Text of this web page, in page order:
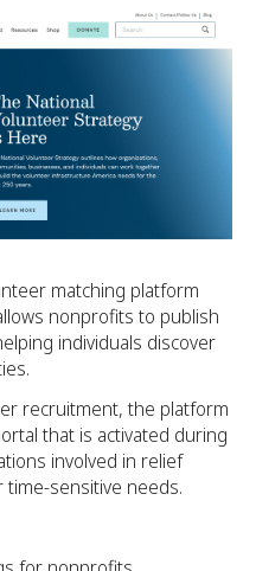
matching platform
nonprofits to publish
individuals discover
recruitment, the platform
that is activated during
involved in relief
sensitive needs.